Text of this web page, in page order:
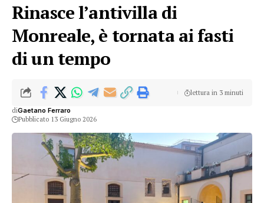
Rinasce l’antivilla di
Monreale, è tornata ai fasti
di un tempo
diGaetano Ferraro
Pubblicato 13 Giugno 2026
lettura in 3 minuti